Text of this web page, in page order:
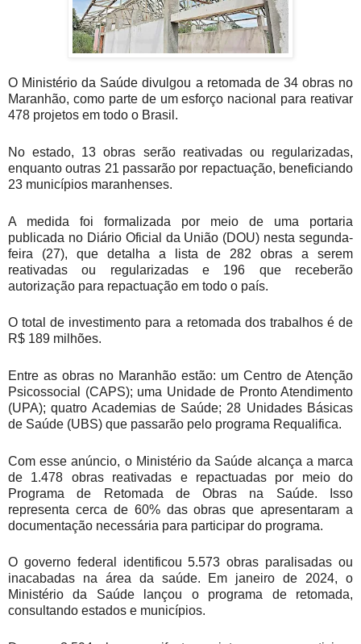
O Ministério da Saúde divulgou a retomada de 34 obras no
Maranhão, como parte de um esforço nacional para reativar
478 projetos em todo o Brasil.
No estado, 13 obras serão reativadas ou regularizadas,
enquanto outras 21 passarão por repactuação, beneficiando
23 municípios maranhenses.
A medida foi formalizada por meio de uma portaria
publicada no Diário Oficial da União (DOU) nesta segunda-
feira (27), que detalha a lista de 282 obras a serem
reativadas ou regularizadas e 196 que receberão
autorização para repactuação em todo o país.
O total de investimento para a retomada dos trabalhos é de
R$ 189 milhões.
Entre as obras no Maranhão estão: um Centro de Atenção
Psicossocial (CAPS); uma Unidade de Pronto Atendimento
(UPA); quatro Academias de Saúde; 28 Unidades Básicas
de Saúde (UBS) que passarão pelo programa Requalifica.
Com esse anúncio, o Ministério da Saúde alcança a marca
de 1.478 obras reativadas e repactuadas por meio do
Programa de Retomada de Obras na Saúde. Isso
representa cerca de 60% das obras que apresentaram a
documentação necessária para participar do programa.
O governo federal identificou 5.573 obras paralisadas ou
inacabadas na área da saúde. Em janeiro de 2024, o
Ministério da Saúde lançou o programa de retomada,
consultando estados e municípios.